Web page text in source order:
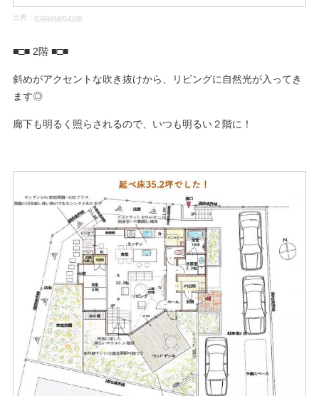
出典： instagram.com
■□■ 2階 ■□■
斜めがアクセントな吹き抜けから、リビングに自然光が入ってき
ます◎
廊下も明るく照らされるので、いつも明るい２階に！